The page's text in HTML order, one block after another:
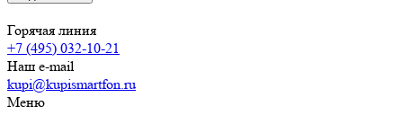
Горячая линия
+7 (495) 032-10-21
Наш e-mail
kupi@kupismartfon.ru
Меню